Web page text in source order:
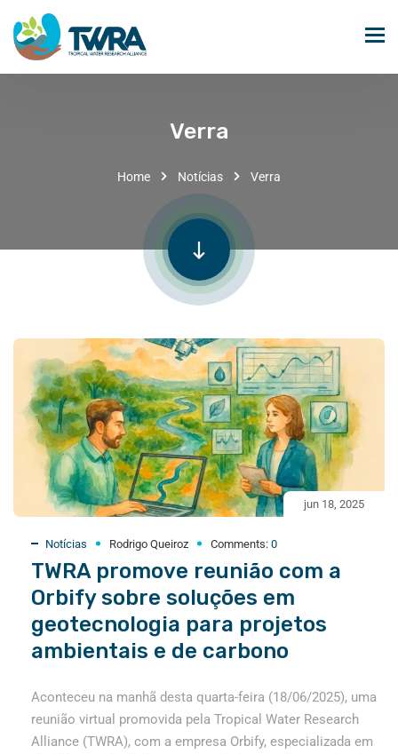
Verra
Home Notícias Verra
jun 18, 2025
Notícias Rodrigo Queiroz Comments: 0
TWRA promove reunião com a
Orbify sobre soluções em
geotecnologia para projetos
ambientais e de carbono
Aconteceu na manhã desta quarta-feira (18/06/2025), uma
reunião virtual promovida pela Tropical Water Research
Alliance (TWRA), com a empresa Orbify, especializada em